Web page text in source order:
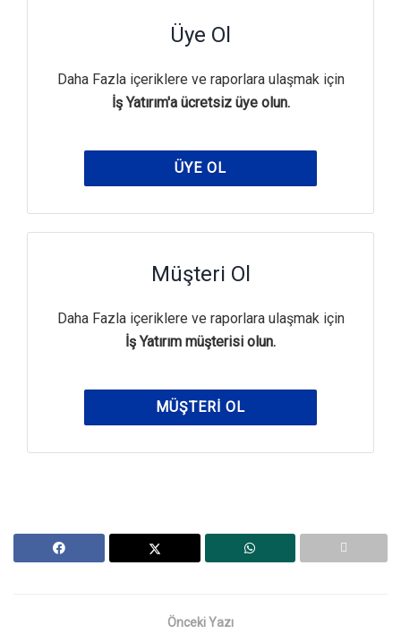
Üye Ol
Daha Fazla içeriklere ve raporlara ulaşmak için
İş Yatırım'a ücretsiz üye olun.
ÜYE OL
Müşteri Ol
Daha Fazla içeriklere ve raporlara ulaşmak için
İş Yatırım müşterisi olun.
MÜŞTERI OL
Önceki Yazı